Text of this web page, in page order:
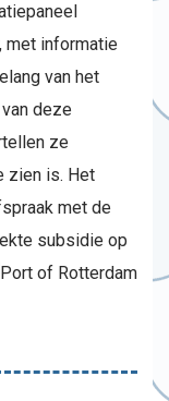
met informatie
van het
deze
ze
zien is. Het
met de
subsidie op